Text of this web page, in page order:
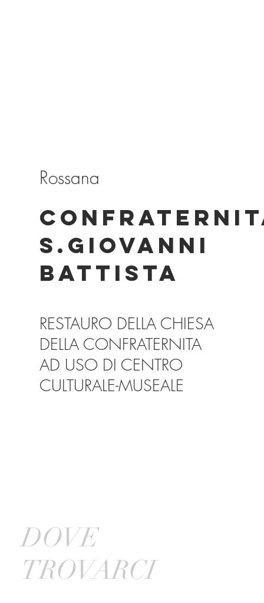
Rossana
S.GIOVANNI
BATTISTA
RESTAURO DELLA CHIESA
DELLA CONFRATERNITA
AD USO DI CENTRO
CULTURALE-MUSEALE
DOVE
TROVARCI